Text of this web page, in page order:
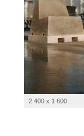
2 400 x 1 600